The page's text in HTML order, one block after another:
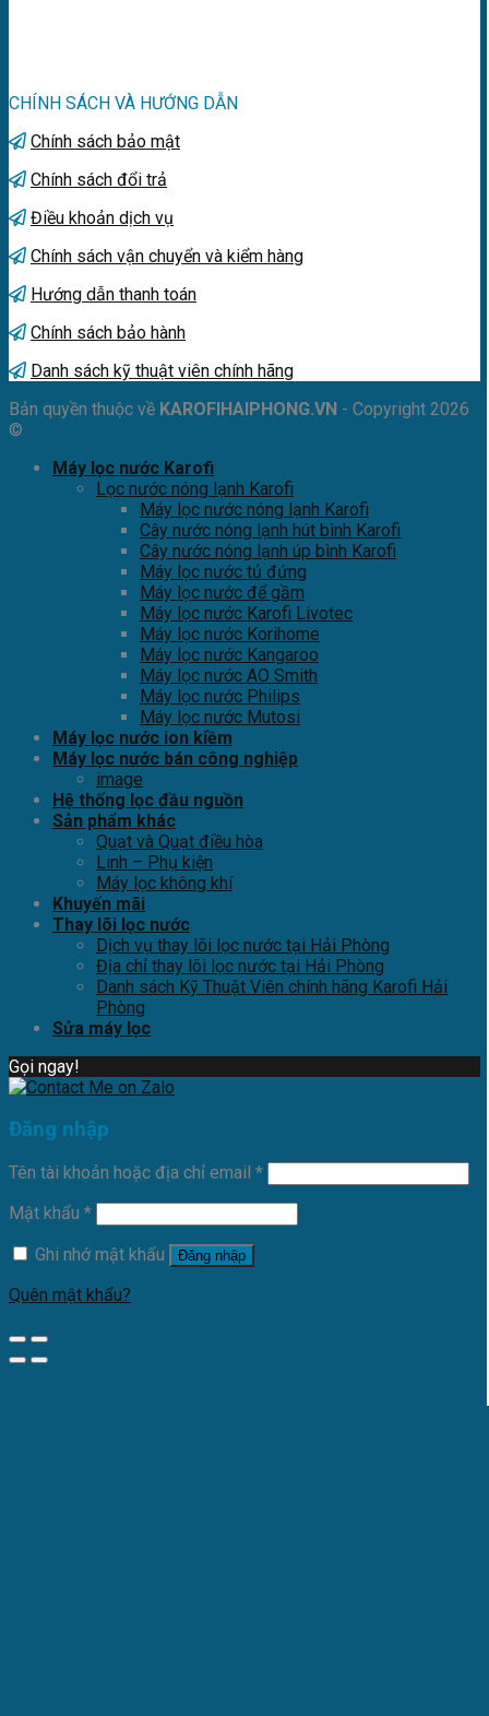
CHÍNH SÁCH VÀ HƯỚNG DẪN
Chính sách bảo mật
Chính sách đổi trả
Điều khoản dịch vụ
Chính sách vận chuyển và kiểm hàng
Hướng dẫn thanh toán
Chính sách bảo hành
Danh sách kỹ thuật viên chính hãng
Bản quyền thuộc về KAROFIHAIPHONG.VN - Copyright 2026
©
Máy lọc nước Karofi
Lọc nước nóng lạnh Karofi
Máy lọc nước nóng lạnh Karofi
Cây nước nóng lạnh hút bình Karofi
Cây nước nóng lạnh úp bình Karofi
Máy lọc nước tủ đứng
Máy lọc nước để gầm
Máy lọc nước Karofi Livotec
Máy lọc nước Korihome
Máy lọc nước Kangaroo
Máy lọc nước AO Smith
Máy lọc nước Philips
Máy lọc nước Mutosi
Máy lọc nước ion kiềm
Máy lọc nước bán công nghiệp
image
Hệ thống lọc đầu nguồn
Sản phẩm khác
Quạt và Quạt điều hòa
Linh – Phụ kiện
Máy lọc không khí
Khuyến mãi
Thay lõi lọc nước
Dịch vụ thay lõi lọc nước tại Hải Phòng
Địa chỉ thay lõi lọc nước tại Hải Phòng
Danh sách Kỹ Thuật Viên chính hãng Karofi Hải
Phòng
Sửa máy lọc
Gọi ngay!
Đăng nhập
Tên tài khoản hoặc địa chỉ email *
Mật khẩu *
Ghi nhớ mật khẩu
Đăng nhập
Quên mật khẩu?